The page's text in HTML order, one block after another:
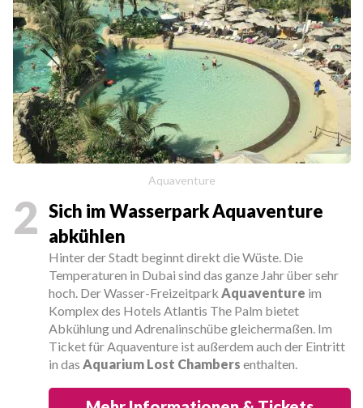
Aquaventure
2 Sich im Wasserpark Aquaventure
abkühlen
Hinter der Stadt beginnt direkt die Wüste. Die
Temperaturen in Dubai sind das ganze Jahr über sehr
hoch. Der Wasser-Freizeitpark Aquaventure im
Komplex des Hotels Atlantis The Palm bietet
Abkühlung und Adrenalinschübe gleichermaßen. Im
Ticket für Aquaventure ist außerdem auch der Eintritt
in das Aquarium Lost Chambers enthalten.